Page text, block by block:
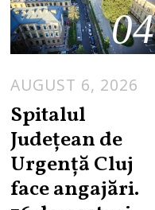
04
AUGUST 6, 2026
Spitalul
Județean de
Urgență Cluj
face angajări.